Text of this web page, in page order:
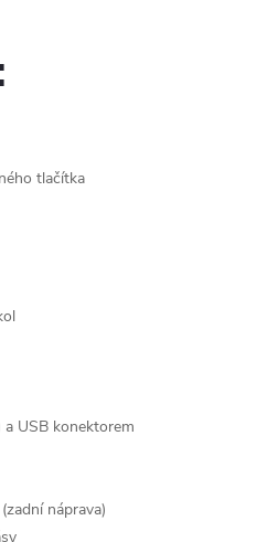
tlačítka
USB konektorem
náprava)